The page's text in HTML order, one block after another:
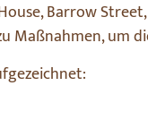
Barrow
um